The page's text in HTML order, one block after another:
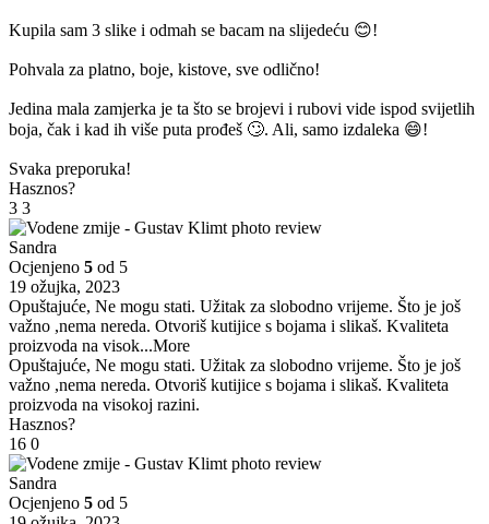
Kupila sam 3 slike i odmah se bacam na slijedeću 😊!
Pohvala za platno, boje, kistove, sve odlično!
Jedina mala zamjerka je ta što se brojevi i rubovi vide ispod svijetlih
boja, čak i kad ih više puta prođeš 🙄. Ali, samo izdaleka 😄!
Svaka preporuka!
Hasznos?
3 3
Sandra
Ocjenjeno 5 od 5
19 ožujka, 2023
Opuštajuće, Ne mogu stati. Užitak za slobodno vrijeme. Što je još
važno ,nema nereda. Otvoriš kutijice s bojama i slikaš. Kvaliteta
proizvoda na visok...More
Opuštajuće, Ne mogu stati. Užitak za slobodno vrijeme. Što je još
važno ,nema nereda. Otvoriš kutijice s bojama i slikaš. Kvaliteta
proizvoda na visokoj razini.
Hasznos?
16 0
Sandra
Ocjenjeno 5 od 5